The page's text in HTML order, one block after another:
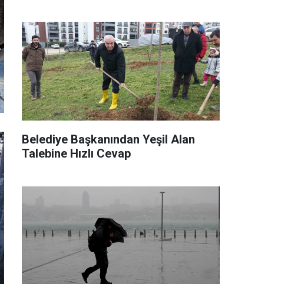
Belediye Başkanından Yeşil Alan
Talebine Hızlı Cevap